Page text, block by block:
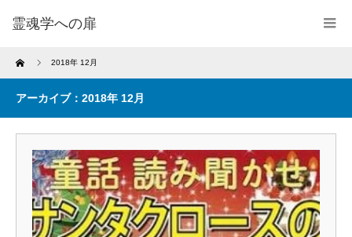
霊魂学への扉
Home 2018年 12月
アーカイブ：2018年 12月